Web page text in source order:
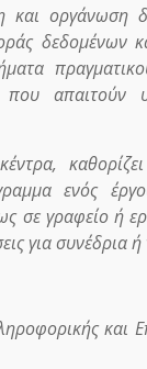
οργάνωση
δεδομένων
που απαιτούν
ενός
σε γραφείο ή
για συνέδρια ή
και